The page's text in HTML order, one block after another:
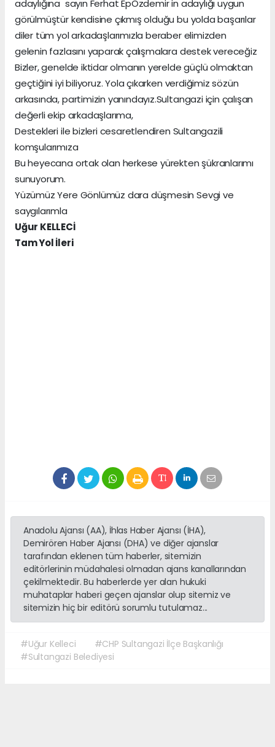
adaylığına sayın Ferhat EpÖzdemir in adaylığı uygun
görülmüştür kendisine çıkmış olduğu bu yolda başarılar
diler tüm yol arkadaşlarımızla beraber elimizden
gelenin fazlasını yaparak çalışmalara destek vereceğiz
Bizler, genelde iktidar olmanın yerelde güçlü olmaktan
geçtiğini iyi biliyoruz. Yola çıkarken verdiğimiz sözün
arkasında, partimizin yanındayız.Sultangazi için çalışan
değerli ekip arkadaşlarıma,
Destekleri ile bizleri cesaretlendiren Sultangazili
komşularımıza
Bu heyecana ortak olan herkese yürekten şükranlarımı
sunuyorum.
Yüzümüz Yere Gönlümüz dara düşmesin Sevgi ve
saygılarımla
Uğur KELLECİ
Tam Yol İleri
Anadolu Ajansı (AA), İhlas Haber Ajansı (İHA),
Demirören Haber Ajansı (DHA) ve diğer ajanslar
tarafından eklenen tüm haberler, sitemizin
editörlerinin müdahalesi olmadan ajans kanallarından
çekilmektedir. Bu haberlerde yer alan hukuki
muhataplar haberi geçen ajanslar olup sitemiz ve
sitemizin hiç bir editörü sorumlu tutulamaz...
#Uğur Kelleci
#CHP Sultangazi İlçe Başkanlığı
#Sultangazi Belediyesi